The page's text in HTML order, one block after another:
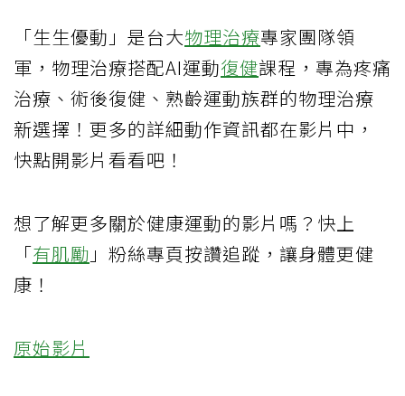
「生生優動」是台大物理治療專家團隊領
軍，物理治療搭配AI運動復健課程，專為疼痛
治療、術後復健、熟齡運動族群的物理治療
新選擇！更多的詳細動作資訊都在影片中，
快點開影片看看吧！
想了解更多關於健康運動的影片嗎？快上
「有肌勵 」粉絲專頁按讚追蹤，讓身體更健
康！
原始影片